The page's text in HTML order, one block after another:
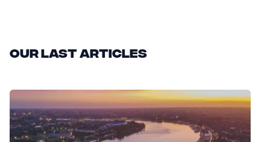
Our last articles